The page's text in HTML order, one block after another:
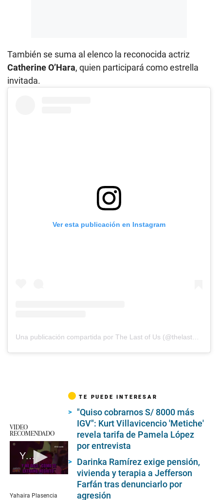
También se suma al elenco la reconocida actriz
Catherine O’Hara, quien participará como estrella
invitada.
Ver esta publicación en Instagram
VIDEO
RECOMENDADO
Yahaira Plasencia reacciona a video de salsa donde participa Jefferson Farfán
of
Yahaira Plasencia
TE PUEDE INTERESAR
"Quiso cobrarnos S/ 8000 más
IGV": Kurt Villavicencio 'Metiche'
revela tarifa de Pamela López
por entrevista
Darinka Ramírez exige pensión,
vivienda y terapia a Jefferson
Farfán tras denunciarlo por
agresión